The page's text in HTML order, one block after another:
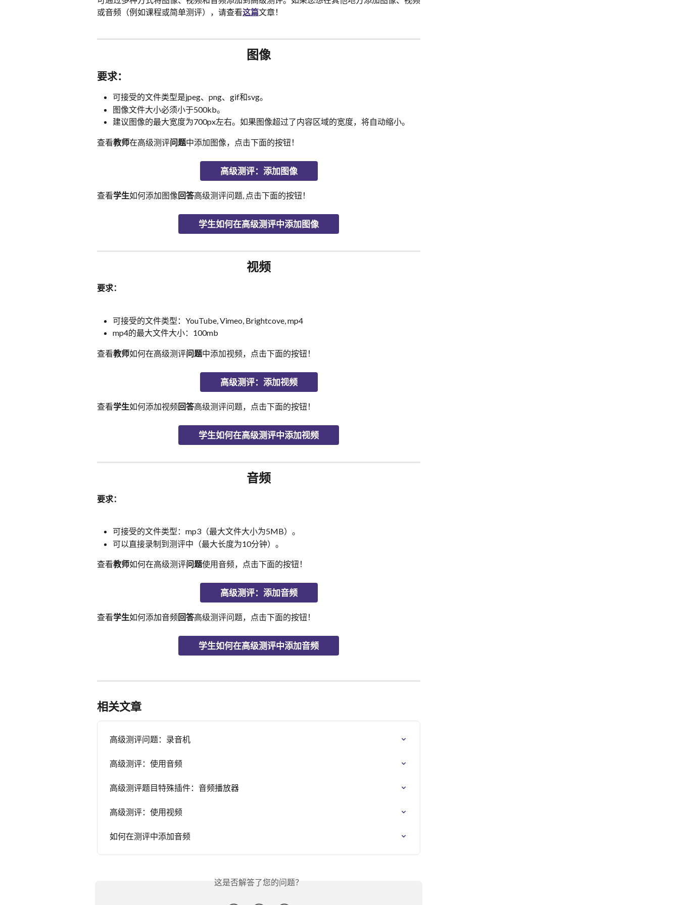
或音频（例如课程或简单测评），请查看这篇文章！
图像
要求：
可接受的文件类型是jpeg、png、gif和svg。
图像文件大小必须小于500kb。
建议图像的最大宽度为700px左右。如果图像超过了内容区域的宽度，将自动缩小。
查看教师在高级测评问题中添加图像，点击下面的按钮！
高级测评：添加图像
查看学生如何添加图像回答高级测评问题, 点击下面的按钮！
学生如何在高级测评中添加图像
视频
要求：
可接受的文件类型：YouTube, Vimeo, Brightcove, mp4
mp4的最大文件大小：100mb
查看教师如何在高级测评问题中添加视频，点击下面的按钮！
高级测评：添加视频
查看学生如何添加视频回答高级测评问题，点击下面的按钮！
学生如何在高级测评中添加视频
音频
要求：
可接受的文件类型：mp3（最大文件大小为5MB）。
可以直接录制到测评中（最大长度为10分钟）。
查看教师如何在高级测评问题使用音频，点击下面的按钮！
高级测评：添加音频
查看学生如何添加音频回答高级测评问题，点击下面的按钮！
学生如何在高级测评中添加音频
相关文章
高级测评问题：录音机
高级测评：使用音频
高级测评题目特殊插件：音频播放器
高级测评：使用视频
如何在测评中添加音频
这是否解答了您的问题？